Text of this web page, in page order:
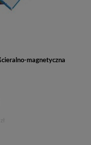
magnetyczna